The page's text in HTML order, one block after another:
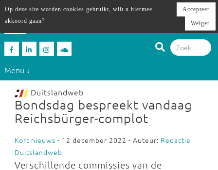
Menu ↓
Duitslandweb
Bondsdag bespreekt vandaag
Reichsbürger-complot
Kort nieuws - 12 december 2022 - Auteur: Redactie
Duitslandweb
Verschillende commissies van de
Op deze site worden cookies gebruikt, wilt u hiermee
akkoord gaan?
Accepteer
Weiger